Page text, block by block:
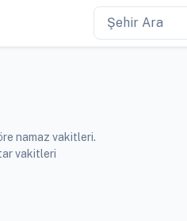
namaz vakitleri.
vakitleri